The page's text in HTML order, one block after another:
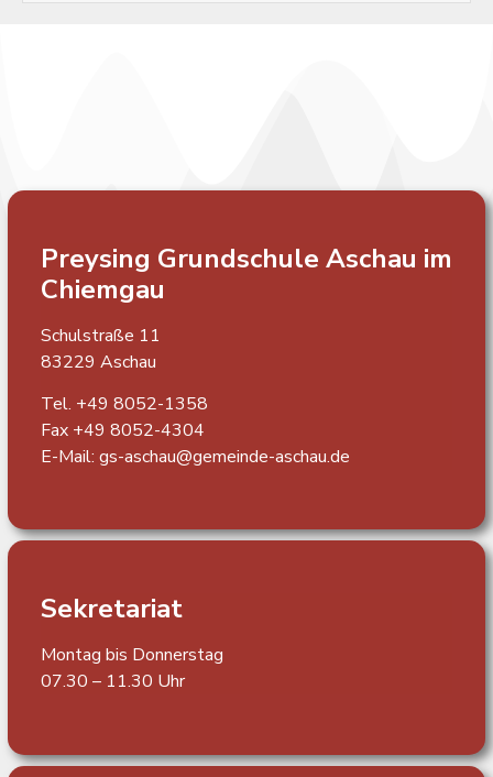
Preysing Grundschule Aschau im
Chiemgau
Schulstraße 11
83229 Aschau
Tel. +49 8052-1358
Fax +49 8052-4304
E-Mail: gs-aschau@gemeinde-aschau.de
Sekretariat
Montag bis Donnerstag
07.30 – 11.30 Uhr